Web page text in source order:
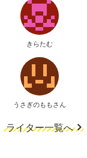
きらたむ
うさぎのももさん
ライター一覧へ